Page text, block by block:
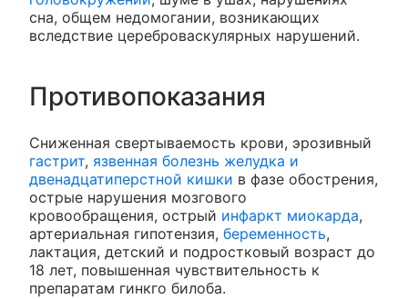
сна, общем недомогании, возникающих
вследствие цереброваскулярных нарушений.
Противопоказания
Сниженная свертываемость крови, эрозивный
гастрит, язвенная болезнь желудка и
двенадцатиперстной кишки в фазе обострения,
острые нарушения мозгового
кровообращения, острый инфаркт миокарда,
артериальная гипотензия, беременность,
лактация, детский и подростковый возраст до
18 лет, повышенная чувствительность к
препаратам гинкго билоба.